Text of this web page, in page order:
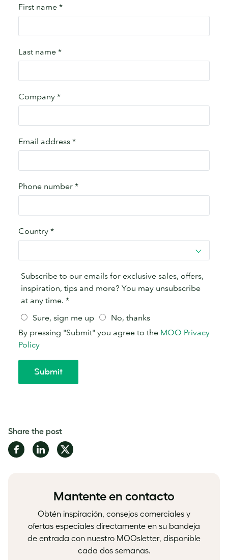
Share the post
Share
on
Share
on
Share
on
Mantente en contacto
Obtén inspiración, consejos comerciales y
ofertas especiales directamente en su bandeja
de entrada con nuestro MOOsletter, disponible
cada dos semanas.